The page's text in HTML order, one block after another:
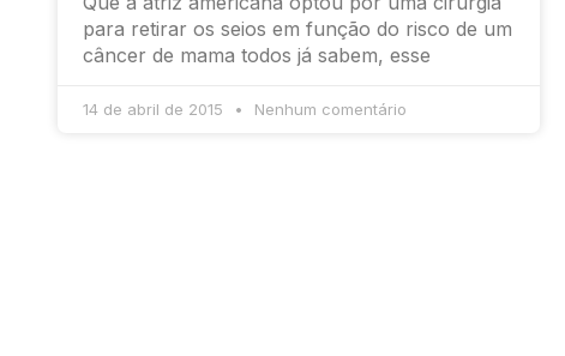
para retirar os seios em função do risco de um
câncer de mama todos já sabem, esse
14 de abril de 2015 Nenhum comentário